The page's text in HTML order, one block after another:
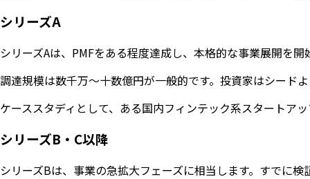
シリーズA
シリーズAは、PMFをある程度達成し、本格的な事業展開を
調達規模は数千万〜十数億円が一般的です。投資家はシード
ケーススタディとして、ある国内フィンテック系スタートア
シリーズB・C以降
シリーズBは、事業の急拡大フェーズに相当します。すでに